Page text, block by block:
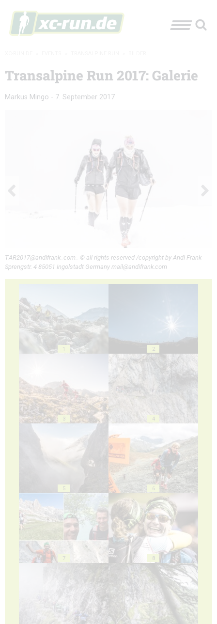
Transalpine Run 2017: Galerie
Markus Mingo - 7. September 2017
TAR2017@andifrank_com_ © all rights reserved /copyright by Andi Frank
Sprengstr. 4 85051 Ingolstadt Germany mail@andifrank.com
1 2
3 4
5 6
7 8